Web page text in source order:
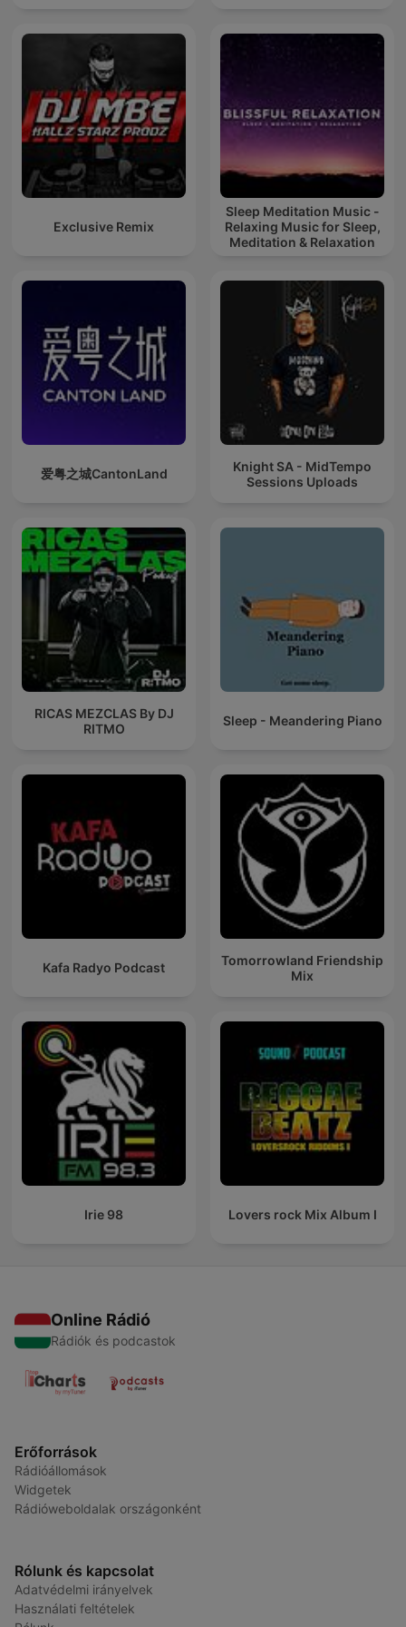
Exclusive Remix
Sleep Meditation Music -
Relaxing Music for Sleep,
Meditation & Relaxation
爱粤之城CantonLand
Knight SA - MidTempo
Sessions Uploads
RICAS MEZCLAS By DJ
RITMO
Sleep - Meandering Piano
Kafa Radyo Podcast
Tomorrowland Friendship
Mix
Irie 98 Lovers rock Mix Album I
Online Rádió
Rádiók és podcastok
Erőforrások
Rádióállomások
Widgetek
Rádióweboldalak országonként
Rólunk és kapcsolat
Adatvédelmi irányelvek
Használati feltételek